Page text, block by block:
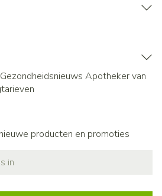
Gezondheidsnieuws Apotheker van
producten en promoties